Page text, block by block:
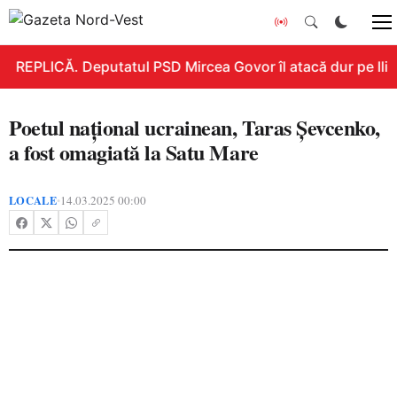
REPLICĂ. Deputatul PSD Mircea Govor îl atacă dur pe
Poetul național ucrainean, Taras Șevcenko,
a fost omagiată la Satu Mare
LOCALE•14.03.2025 00:00